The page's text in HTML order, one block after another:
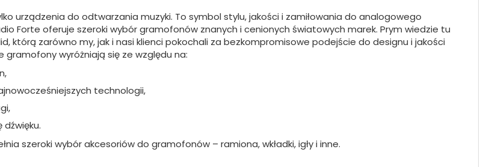
urządzenia do odtwarzania muzyki. To symbol stylu, jakości i zamiłowania do analogowego
Forte oferuje szeroki wybór gramofonów znanych i cenionych światowych marek. Prym wiedzie tu
którą zarówno my, jak i nasi klienci pokochali za bezkompromisowe podejście do designu i jakości
gramofony wyróżniają się ze względu na:
technologii,
dźwięku.
szeroki wybór akcesoriów do gramofonów – ramiona, wkładki, igły i inne.